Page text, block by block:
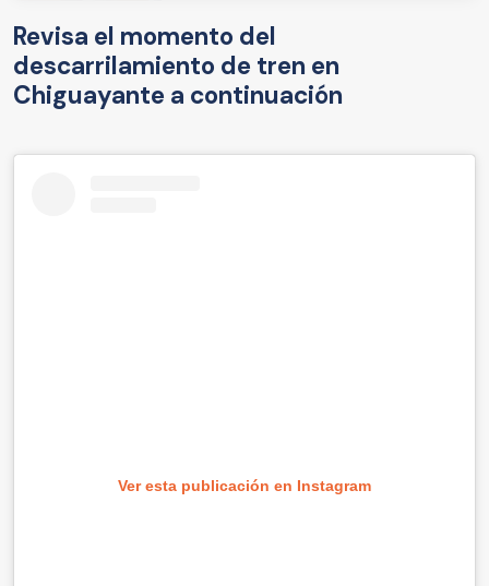
Revisa el momento del
descarrilamiento de tren en
Chiguayante a continuación
Ver esta publicación en Instagram